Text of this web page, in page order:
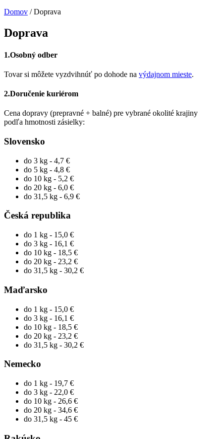
Domov / Doprava
Doprava
1.Osobný odber
Tovar si môžete vyzdvihnúť po dohode na výdajnom mieste.
2.Doručenie kuriérom
Cena dopravy (prepravné + balné) pre vybrané okolité krajiny
podľa hmotnosti zásielky:
Slovensko
do 3 kg - 4,7 €
do 5 kg - 4,8 €
do 10 kg - 5,2 €
do 20 kg - 6,0 €
do 31,5 kg - 6,9 €
Česká republika
do 1 kg - 15,0 €
do 3 kg - 16,1 €
do 10 kg - 18,5 €
do 20 kg - 23,2 €
do 31,5 kg - 30,2 €
Maďarsko
do 1 kg - 15,0 €
do 3 kg - 16,1 €
do 10 kg - 18,5 €
do 20 kg - 23,2 €
do 31,5 kg - 30,2 €
Nemecko
do 1 kg - 19,7 €
do 3 kg - 22,0 €
do 10 kg - 26,6 €
do 20 kg - 34,6 €
do 31,5 kg - 45 €